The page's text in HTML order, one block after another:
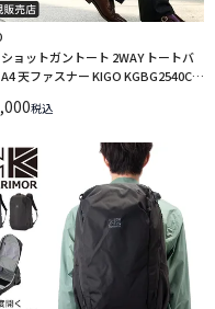
ョットガントート 2WAY トートバ
天ファスナー KIGO KGBG2540CL-
税込